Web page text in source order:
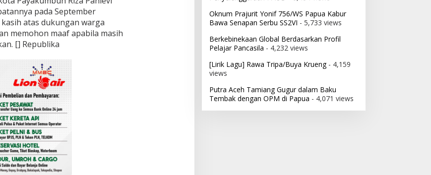
pada September
atas dukungan warga
memohon maaf apabila masih
[] Republika
Oknum Prajurit Yonif 756/WS Papua Kabur
Bawa Senapan Serbu SS2VI - 5,733 views
Berkebinekaan Global Berdasarkan Profil
Pelajar Pancasila - 4,232 views
[Lirik Lagu] Rawa Tripa/Buya Krueng- 4,159
views
Putra Aceh Tamiang Gugur dalam Baku
Tembak dengan OPM di Papua - 4,071 views